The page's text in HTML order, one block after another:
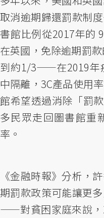
取消逾期歸還罰款制
書館比例從2017年的
在英國，免除逾期罰
到約1/3——在2019年
中隔離，3C產品使用
館希望透過消除「罰
多民眾走回圖書館重
率。
《金融時報》分析，
期罰款政策可能讓更
——對貧困家庭來說，